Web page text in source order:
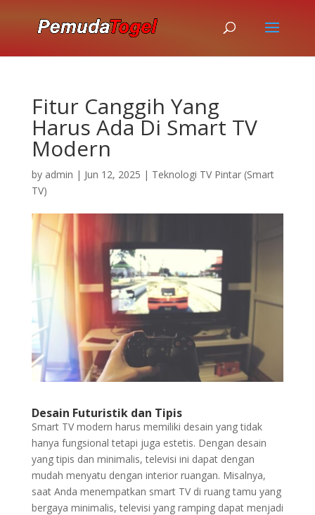
Fitur Canggih Yang
Harus Ada Di Smart TV
Modern
by admin | Jun 12, 2025 | Teknologi TV Pintar (Smart
TV)
Desain Futuristik dan Tipis
Smart TV modern harus memiliki desain yang tidak
hanya fungsional tetapi juga estetis. Dengan desain
yang tipis dan minimalis, televisi ini dapat dengan
mudah menyatu dengan interior ruangan. Misalnya,
saat Anda menempatkan smart TV di ruang tamu yang
bergaya minimalis, televisi yang ramping dapat menjadi